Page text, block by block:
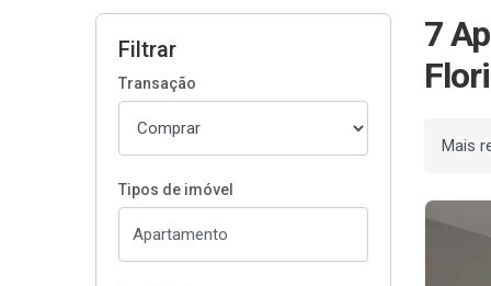
Filtrar
Transação
Tipos de imóvel
7